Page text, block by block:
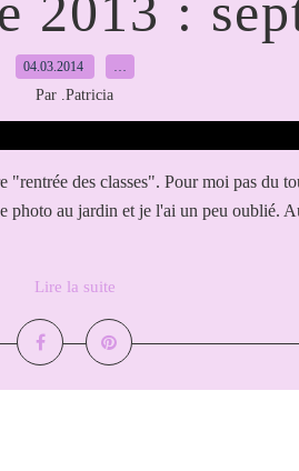
04.03.2014 …
Par .Patricia
"rentrée des classes". Pour moi pas du
photo au jardin et je l'ai un peu oublié.
Lire la suite